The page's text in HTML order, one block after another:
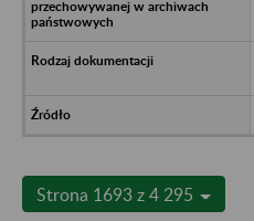
Strona 1693 z 4 295